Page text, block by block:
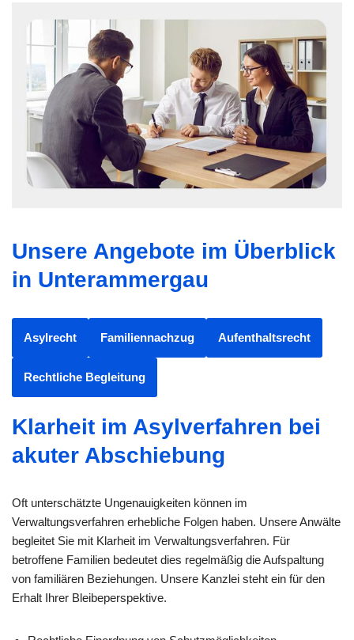
Unsere Angebote im Überblick
in Unterammergau
Asylrecht Familiennachzug Aufenthaltsrecht
Rechtliche Begleitung
Klarheit im Asylverfahren bei
akuter Abschiebung
Oft unterschätzte Ungenauigkeiten können im
Verwaltungsverfahren erhebliche Folgen haben. Unsere Anwälte
begleitet Sie mit Klarheit im Verwaltungsverfahren. Für
betroffene Familien bedeutet dies regelmäßig die Aufspaltung
von familiären Beziehungen. Unsere Kanzlei steht ein für den
Erhalt Ihrer Bleibeperspektive.